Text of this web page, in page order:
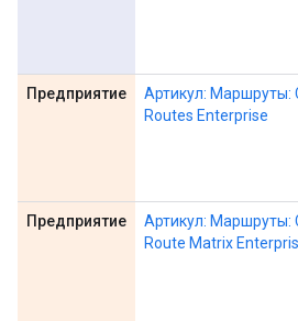
Предприятие
Артикул: Маршруты:
Routes Enterprise
Предприятие
Артикул: Маршруты:
Route Matrix